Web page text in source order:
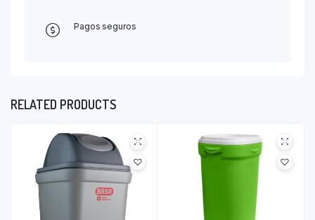
Pagos seguros
RELATED PRODUCTS